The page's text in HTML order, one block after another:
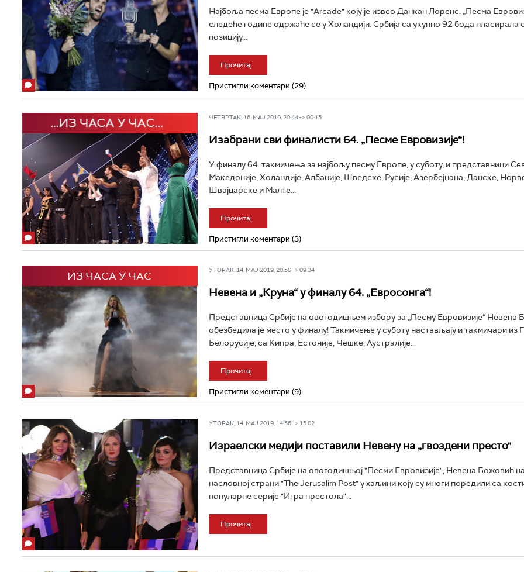
Најбоља песма Европе је "Arcade" коју је извео Данкан Лоренс. „Песма
следеће године одржаће се у Холандији. Србија са укупно 92 бода пласирала
позицију...
Прочитај
Пристигли коментари (29)
ЧЕТВРТАК, 16. МАЈ 2019, 20:44 -> 00:15
Изабрани сви финалисти 64. „Песме Евровизије“!
У финалу 64. такмичења за најбољу песму Европе, у суботу, и представници
Македоније, Холандије, Албаније, Шведске, Русије, Азербејџана, Данске,
Швајцарске и Малте...
Прочитај
Пристигли коментари (3)
ИЗ ЧАСА У ЧАС УТОРАК, 14. МАЈ 2019, 20:50 -> 09:34
Невена и „Круна“ у финалу 64. „Евросонга“!
Представница Србије на овогодишњем избору за „Песму Евровизије“ Невена
обезбедила је место у финалу! Такмичење у суботу настављају и такмичари из
Белорусије, са Кипра, Естоније, Чешке, Аустралије...
Прочитај
Пристигли коментари (9)
УТОРАК, 14. МАЈ 2019, 14:56 -> 15:02
Израелски медији поставили Невену на „гвоздени престо"
Представница Србије на овогодишњој "Песми Евровизије", Невена Божовић
насловној страни "The Jerusalim Post" у хаљини коју су многи поредили са
популарне серије "Игра престола"...
Прочитај